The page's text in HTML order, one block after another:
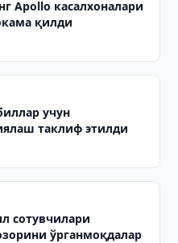
Apollo касалхоналари
қилди
учун
таклиф этилди
сотувчилари
ўрганмоқдалар